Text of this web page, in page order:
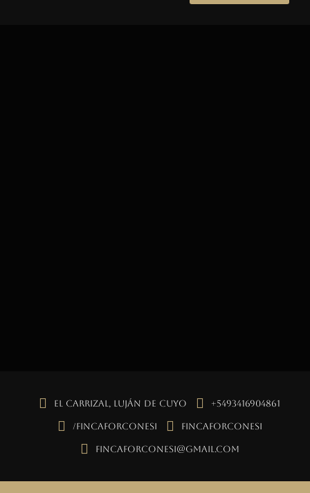
El Carrizal, Luján de Cuyo +5493416904861
/fincaforconesi fincaforconesi
fincaforconesi@gmail.com